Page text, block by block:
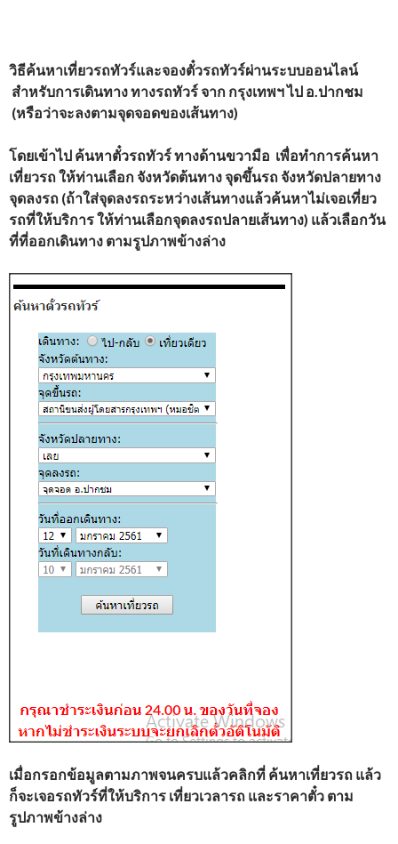
วิธีค้นหาเที่ยวรถทัวร์และจองตั๋วรถทัวร์ผ่านระบบออนไลน์
สำหรับการเดินทาง ทางรถทัวร์ จาก กรุงเทพฯไป อ.ปากชม
(หรือว่าจะลงตามจุดจอดของเส้นทาง)
โดยเข้าไป ค้นหาตั๋วรถทัวร์ ทางด้านขวามือ เพื่อทำการค้นหา
เที่ยวรถ ให้ท่านเลือก จังหวัดต้นทาง จุดขึ้นรถ จังหวัดปลายทาง
จุดลงรถ (ถ้าใส่จุดลงรถระหว่างเส้นทางแล้วค้นหาไม่เจอเที่ยว
รถที่ให้บริการ ให้ท่านเลือกจุดลงรถปลายเส้นทาง) แล้วเลือกวัน
ที่ที่ออกเดินทาง ตามรูปภาพข้างล่าง
เมื่อกรอกข้อมูลตามภาพจนครบแล้วคลิกที่ ค้นหาเที่ยวรถ แล้ว
ก็จะเจอรถทัวร์ที่ให้บริการ เที่ยวเวลารถ และราคาตั๋ว ตาม
รูปภาพข้างล่าง